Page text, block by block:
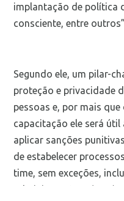
implantação de política
consciente, entre
Segundo ele, um pilar-
proteção e privacidade
pessoas e, por mais
capacitação ele será
aplicar sanções
de estabelecer
time, sem exceções,
administração até as